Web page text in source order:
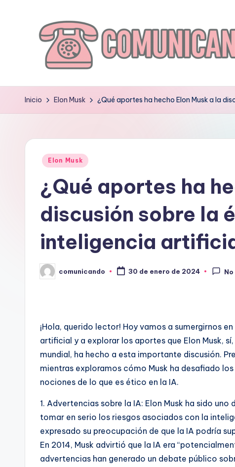
C
O
U
D
Inicio Elon Musk ¿Qué aportes ha hecho Elon Musk a la
Publicado
Elon Musk
¿Qué aportes ha
discusión sobre la
inteligencia
Publicado
por
comunicando 30 de enero de 2024
¡Hola, querido lector! Hoy vamos a sumergirnos
artificial y a explorar los aportes que Elon Musk,
mundial, ha hecho a esta importante discusión.
mientras exploramos cómo Musk ha desafiado
nociones de lo que es ético en la IA.
1. Advertencias sobre la IA: Elon Musk ha sido
tomar en serio los riesgos asociados con la
expresado su preocupación de que la IA podría
En 2014, Musk advirtió que la IA era
advertencias han generado un debate público